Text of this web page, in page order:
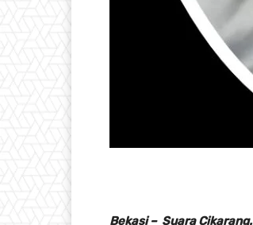
Bekasi – Suara